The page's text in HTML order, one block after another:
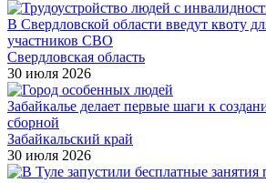
В Свердловской области введут квоту
участников СВО
Свердловская область
30 июля 2026
Забайкалье делает первые шаги к
сборной
Забайкальский край
30 июля 2026